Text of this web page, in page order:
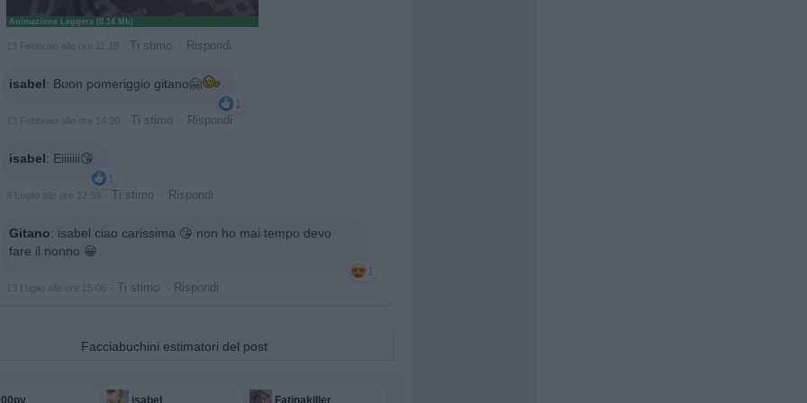
Animazione Leggera (0.14 Mb)
13 Febbraio alle ore 11:10 Ti stimo Rispondi
isabel: Buon pomeriggio gitano🤗
1
13 Febbraio alle ore 14:20 Ti stimo Rispondi
isabel: Eiiiiiii😘
1
6 Luglio alle ore 22:59 Ti stimo Rispondi
Gitano: isabel ciao carissima 😘 non ho mai tempo devo
fare il nonno 😀
1
13 Luglio alle ore 15:06 Ti stimo Rispondi
Facciabuchini estimatori del post
isabel Fatinakiller